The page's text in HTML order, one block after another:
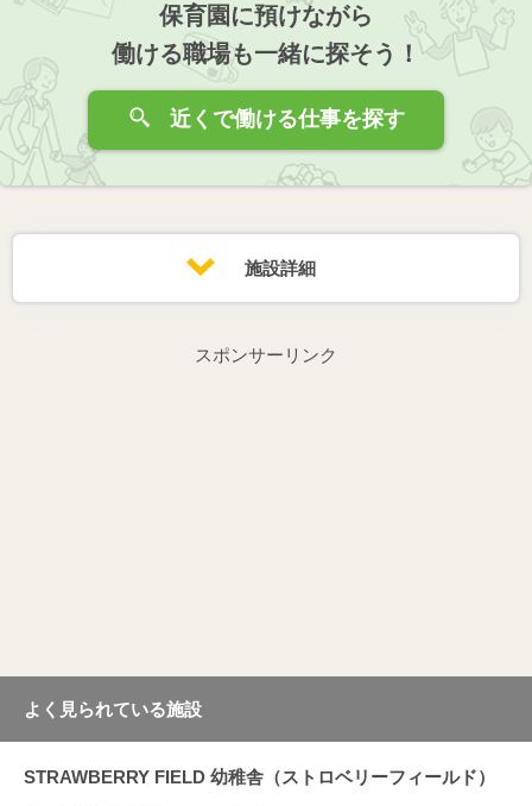
保育園に預けながら
働ける職場も一緒に探そう！
近くで働ける仕事を探す
施設詳細
スポンサーリンク
よく見られている施設
STRAWBERRY FIELD 幼稚舎（ストロベリーフィールド）